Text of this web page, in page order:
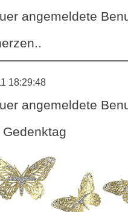
angemeldete
18:29:48
angemeldete